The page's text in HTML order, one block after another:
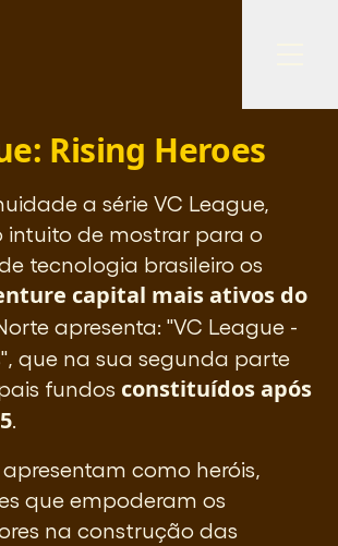
Rising Heroes
a série VC League,
de mostrar para o
tecnologia brasileiro os
capital mais ativos do
apresenta: "VC League -
que na sua segunda parte
fundos constituídos após
.
como heróis,
que empoderam os
na construção das